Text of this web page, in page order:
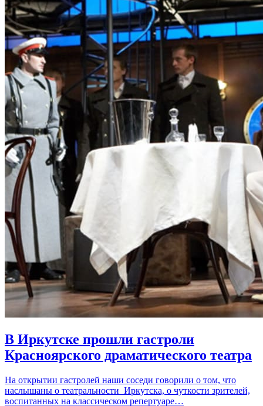
В Иркутске прошли гастроли
Красноярского драматического театра
На открытии гастролей наши соседи говорили о том, что
наслышаны о театральности Иркутска, о чуткости зрителей,
воспитанных на классическом репертуаре…